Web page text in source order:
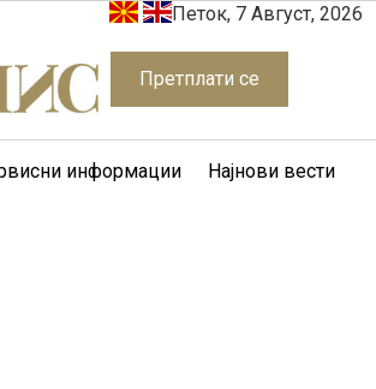
Петок, 7 Август, 2026
Претплати се
информации Најнови вести